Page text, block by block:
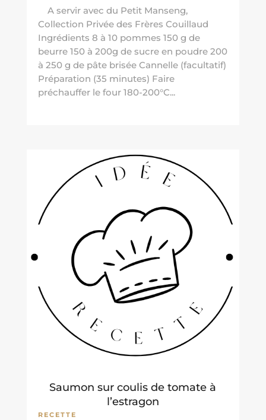
A servir avec du Petit Manseng,
Collection Privée des Frères Couillaud
Ingrédients 8 à 10 pommes 150 g de
beurre 150 à 200g de sucre en poudre 200
à 250 g de pâte brisée Cannelle (facultatif)
Préparation (35 minutes) Faire
préchauffer le four 180-200°C...
Saumon sur coulis de tomate à
l’estragon
RECETTE